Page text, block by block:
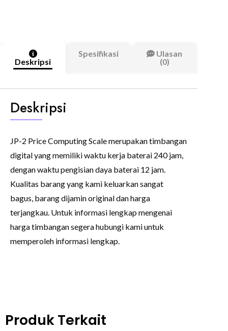
Deskripsi
Spesifikasi
Ulasan
(0)
Deskripsi
JP-2 Price Computing Scale merupakan timbangan
digital yang memiliki waktu kerja baterai 240 jam,
dengan waktu pengisian daya baterai 12 jam.
Kualitas barang yang kami keluarkan sangat
bagus, barang dijamin original dan harga
terjangkau. Untuk informasi lengkap mengenai
harga timbangan segera hubungi kami untuk
memperoleh informasi lengkap.
Produk Terkait